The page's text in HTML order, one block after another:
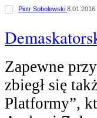
Piotr Sobolewski 8.01.2016
Zapewne
zbiegł się
Platformy”,